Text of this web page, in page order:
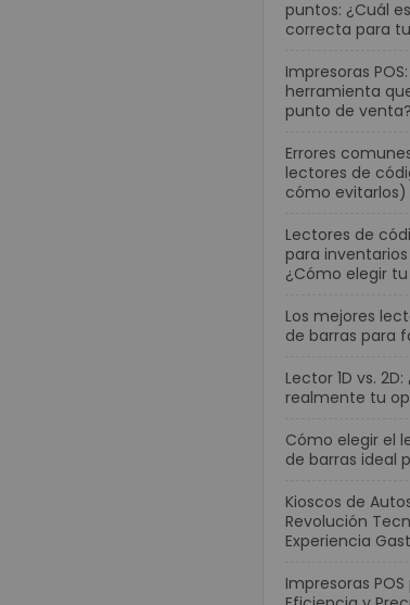
puntos: ¿Cuál
correcta para
Impresoras
herramienta
punto de venta?
Errores
lectores de
cómo evitarlos)
Lectores de
para
¿Cómo elegir
Los mejores
de barras para
Lector 1D vs.
realmente tu
Cómo elegir el
de barras ideal
Kioscos de
Revolución
Experiencia
Impresoras